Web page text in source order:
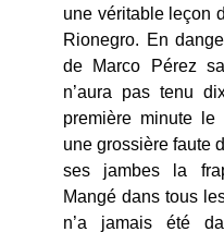
une véritable leçon
Rionegro. En
de Marco Pérez
n’aura pas tenu
première minute
une grossière faute
ses jambes la
Mangé dans tous
n’a jamais été